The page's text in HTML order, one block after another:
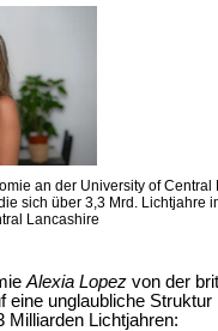
an der University of Central
sich über 3,3 Mrd. Lichtjahre
Lancashire
Alexia Lopez von der
unglaubliche
Milliarden Lichtjahren: